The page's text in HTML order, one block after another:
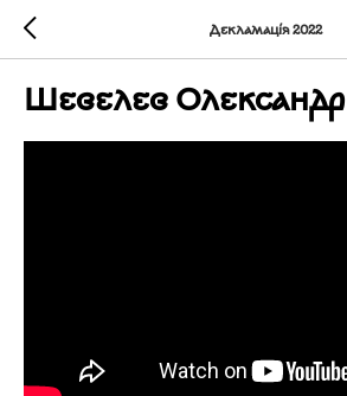
Декламація 2022
Шевелев Олександр